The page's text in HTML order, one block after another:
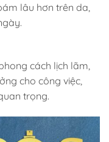
lâu hơn trên da,
cách lịch lãm,
cho công việc,
trọng.